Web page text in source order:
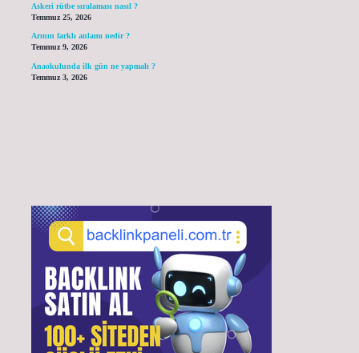
Askeri rütbe sıralaması nasıl ?
Temmuz 25, 2026
Arının farklı anlamı nedir ?
Temmuz 9, 2026
Anaokulunda ilk gün ne yapmalı ?
Temmuz 3, 2026